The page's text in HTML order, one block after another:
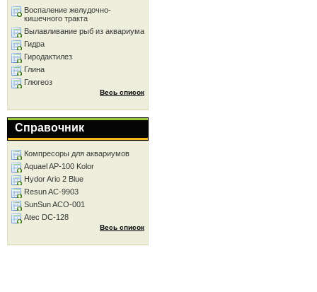
Воспаление желудочно-
кишечного тракта
Вылавливание рыб из аквариума
Гидра
Гиродактилез
Глина
Глюгеоз
Весь список
Справочник
Компресоры для аквариумов
Aquael AP-100 Kolor
Hydor Ario 2 Blue
Resun AC-9903
SunSun ACO-001
Atec DC-128
Весь список